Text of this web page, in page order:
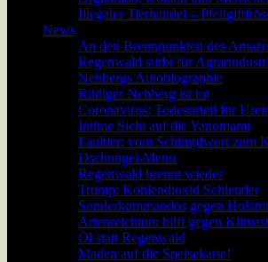
Illegaler Tierhandel –
News
An den Brennpunkten des
Regenwald stirbt für
Nehbergs Autobiographie
Rüdiger Nehberg ist tot
Coronavirus: Todesurteil für
Intime Sicht auf die Yanomami
Faultier: vom Schimpfwort zum
Dschungel-Menu
Regenwald brennt wieder
Trump: Kohlendioxid Schleuder
Sonderkommandos gegen
Artenreichtum hilft gegen
Öl statt Regenwald
Maden auf die Speisekarte!